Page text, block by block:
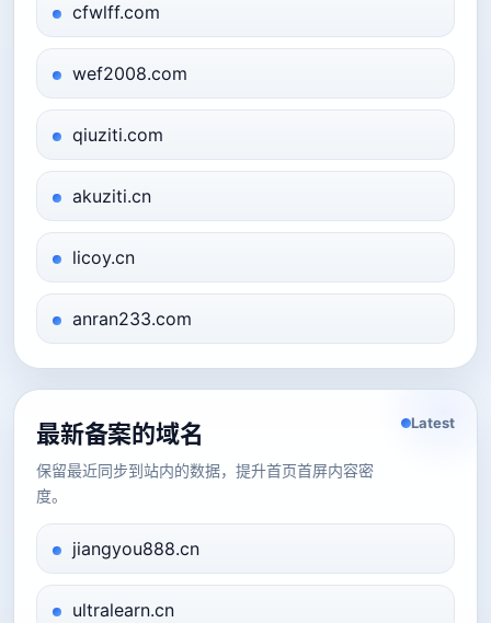
cfwlff.com
wef2008.com
qiuziti.com
akuziti.cn
licoy.cn
anran233.com
最新备案的域名
保留最近同步到站内的数据，提升首页首屏内容密
度。
Latest
jiangyou888.cn
ultralearn.cn